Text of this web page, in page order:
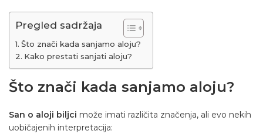
Pregled sadržaja
Što znači kada sanjamo aloju?
Kako prestati sanjati aloju?
Što znači kada sanjamo aloju?
San o aloji biljci može imati različita značenja, ali evo nekih
uobičajenih interpretacija: